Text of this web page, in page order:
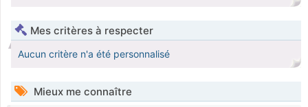
Mes critères à respecter
Aucun critère n'a été personnalisé
Mieux me connaître